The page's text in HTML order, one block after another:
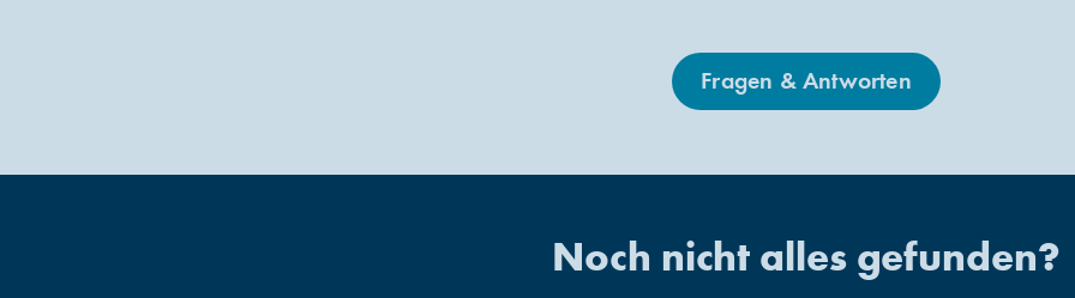
Fragen & Antworten
Noch nicht alles gefunden?